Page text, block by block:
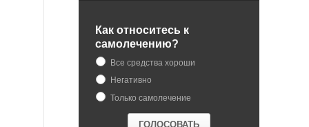
Как относитесь к
самолечению?
Все средства хороши
Негативно
Только самолечение